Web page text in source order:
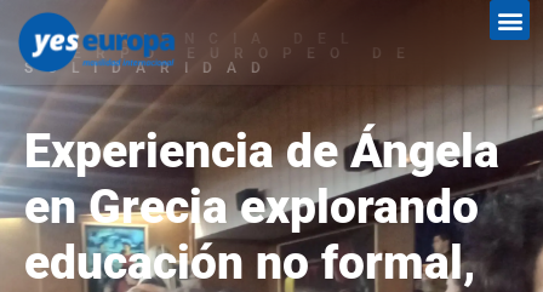
EXPERIENCIA DEL
CUERPO EUROPEO DE
SOLIDARIDAD
Experiencia de Ángela
en Grecia explorando
educación no formal,